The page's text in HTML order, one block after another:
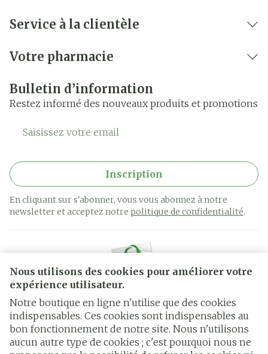
Nous utilisons des cookies pour améliorer votre
expérience utilisateur.
Notre boutique en ligne n'utilise que des cookies
indispensables. Ces cookies sont indispensables au
bon fonctionnement de notre site. Nous n'utilisons
aucun autre type de cookies ; c'est pourquoi nous ne
Service à la clientèle
Votre pharmacie
Bulletin d’information
Restez informé des nouveaux produits et promotions
Adresse mail
Inscription
En cliquant sur s'abonner, vous vous abonnez à notre
newsletter et acceptez notre politique de confidentialité.
Liens légaux